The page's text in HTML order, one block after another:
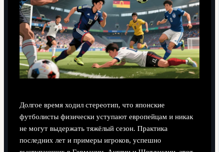
Долгое время ходил стереотип, что японские
футболисты физически уступают европейцам и никак
не могут выдержать тяжёлый сезон. Практика
последних лет и примеры игроков, успешно